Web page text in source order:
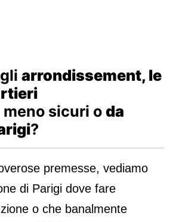
arrondissement, le
meno sicuri o da
?
premesse, vediamo
di Parigi dove fare
o che banalmente